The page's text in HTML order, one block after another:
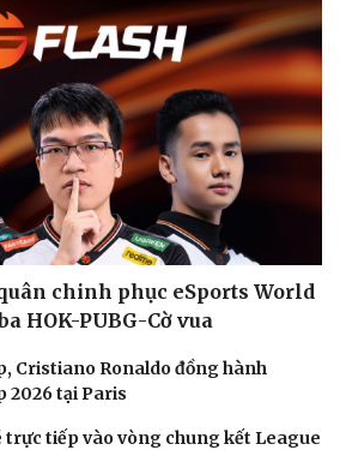
Nghệ sĩ
chinh phục eSports World
HOK-PUBG-Cờ vua
Cristiano Ronaldo đồng hành
2026 tại Paris
trực tiếp vào vòng chung kết League